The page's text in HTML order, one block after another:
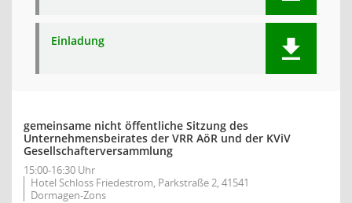
Einladung
gemeinsame nicht öffentliche Sitzung des
Unternehmensbeirates der VRR AöR und der KViV
Gesellschafterversammlung
15:00-16:30 Uhr
Hotel Schloss Friedestrom, Parkstraße 2, 41541
Dormagen-Zons